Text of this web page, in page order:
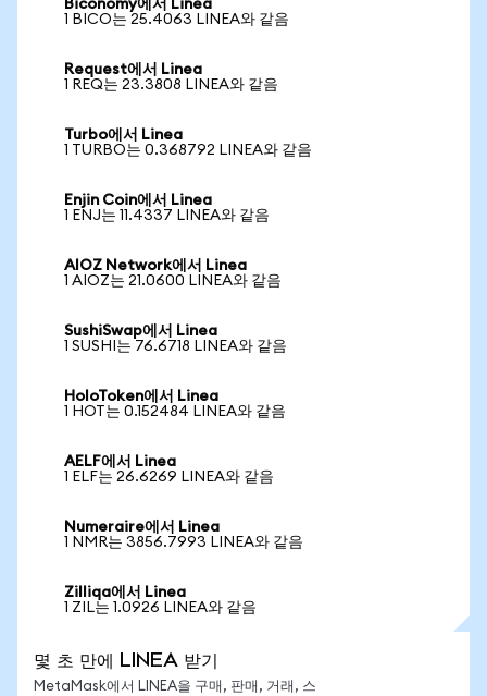
Biconomy에서 Linea
1 BICO는 25.4063 LINEA와 같음
Request에서 Linea
1 REQ는 23.3808 LINEA와 같음
Turbo에서 Linea
1 TURBO는 0.368792 LINEA와 같음
Enjin Coin에서 Linea
1 ENJ는 11.4337 LINEA와 같음
AIOZ Network에서 Linea
1 AIOZ는 21.0600 LINEA와 같음
SushiSwap에서 Linea
1 SUSHI는 76.6718 LINEA와 같음
HoloToken에서 Linea
1 HOT는 0.152484 LINEA와 같음
AELF에서 Linea
1 ELF는 26.6269 LINEA와 같음
Numeraire에서 Linea
1 NMR는 3856.7993 LINEA와 같음
Zilliqa에서 Linea
1 ZIL는 1.0926 LINEA와 같음
몇 초 만에 LINEA 받기
MetaMask에서 LINEA을 구매, 판매, 거래, 스